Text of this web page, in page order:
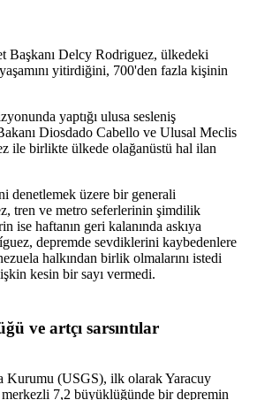
Başkanı Delcy Rodriguez, ülkedeki
yitirdiğini, 700'den fazla kişinin
yaptığı ulusa sesleniş
Diosdado Cabello ve Ulusal Meclis
ile birlikte ülkede olağanüstü hal ilan
denetlemek üzere bir generali
tren ve metro seferlerinin şimdilik
ise haftanın geri kalanında askıya
depremde sevdiklerini kaybedenlere
halkından birlik olmalarını istedi
kesin bir sayı vermedi.
ve artçı sarsıntılar
Kurumu (USGS), ilk olarak Yaracuy
7,2 büyüklüğünde bir depremin